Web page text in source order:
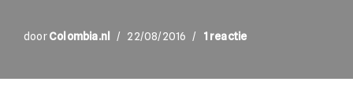
doorColombia.nl 22/08/2016 1 reactie